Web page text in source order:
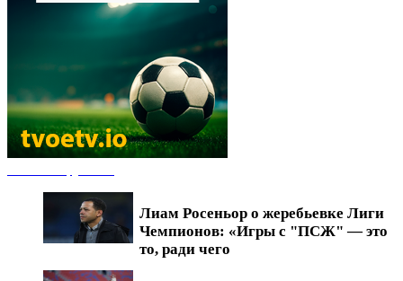
Лиам Росеньор о жеребьевке Лиги
Чемпионов: «Игры с "ПСЖ" — это
то, ради чего